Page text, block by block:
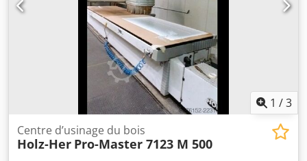
1 /3
Centre d’usinage du bois
Holz-Her Pro-Master 7123 M 500